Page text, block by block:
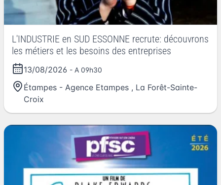
L'INDUSTRIE en SUD ESSONNE recrute: découvrons
les métiers et les besoins des entreprises
13/08/2026 - A 09h30
Étampes - Agence Etampes , La Forêt-Sainte-
Croix